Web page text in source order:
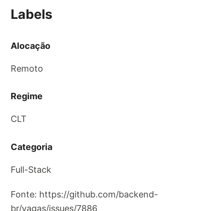
Labels
Alocação
Remoto
Regime
CLT
Categoria
Full-Stack
Fonte: https://github.com/backend-
br/vagas/issues/7886